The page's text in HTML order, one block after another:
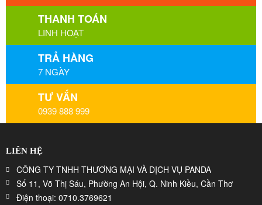
THANH TOÁN
LINH HOẠT
TRẢ HÀNG
7 NGÀY
TƯ VẤN
0939 888 999
LIÊN HỆ
CÔNG TY TNHH THƯƠNG MẠI VÀ DỊCH VỤ PANDA
Số 11, Võ Thị Sáu, Phường An Hội, Q. Ninh Kiều, Cần Thơ
Điện thoại: 0710.3769621